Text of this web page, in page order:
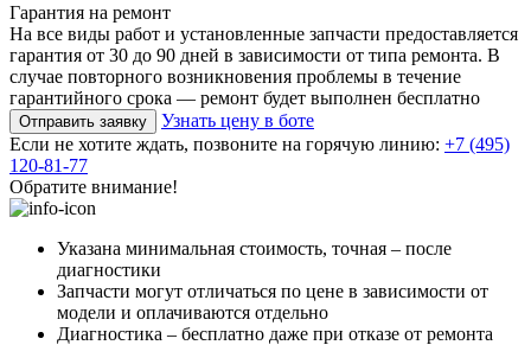
Гарантия на ремонт
На все виды работ и установленные запчасти предоставляется
гарантия от 30 до 90 дней в зависимости от типа ремонта. В
случае повторного возникновения проблемы в течение
гарантийного срока — ремонт будет выполнен бесплатно
Отправить заявку
Узнать цену в боте
Если не хотите ждать, позвоните на горячую линию: +7 (495)
120-81-77
Обратите внимание!
Указана минимальная стоимость, точная – после
диагностики
Запчасти могут отличаться по цене в зависимости от
модели и оплачиваются отдельно
Диагностика – бесплатно даже при отказе от ремонта